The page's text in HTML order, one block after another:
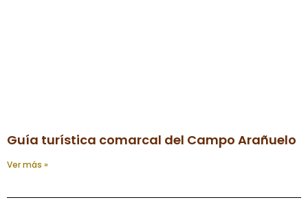
Guía turística comarcal del Campo Arañuelo
Ver más »